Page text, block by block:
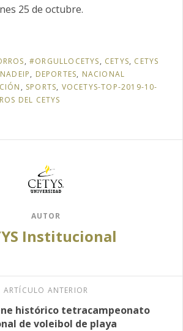
25 de octubre.
,#ORGULLOCETYS, CETYS, CETYS
, DEPORTES, NACIONAL
, SPORTS, VOCETYS-TOP-2019-10-
DEL CETYS
AUTOR
Institucional
ARTÍCULO ANTERIOR
histórico tetracampeonato
de voleibol de playa